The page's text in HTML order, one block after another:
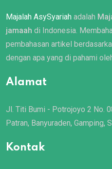
Majalah AsySyariah adalah
jamaah di Indonesia.
pembahasan artikel
dengan apa yang di pahami
Alamat
Jl. Titi Bumi - Potrojoyo 2 No.
Patran, Banyuraden, Gamping,
Kontak